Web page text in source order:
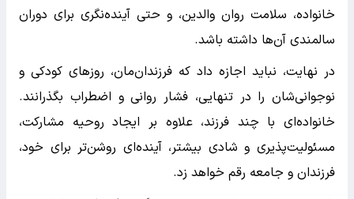
خانواده، سلامت روان والدین، و حتی آینده‌نگری برای دوران
سالمندی آن‌ها داشته باشد.
در نهایت، نباید اجازه داد که فرزندان‌مان، روزهای کودکی و
نوجوانی‌شان را در تنهایی، فشار روانی و اضطراب بگذرانند.
خانواده‌ای با چند فرزند، علاوه بر ایجاد روحیه مشارکت،
مسئولیت‌پذیری و شادی بیشتر، آینده‌ای روشن‌تر برای خود،
فرزندان و جامعه رقم خواهد زد.